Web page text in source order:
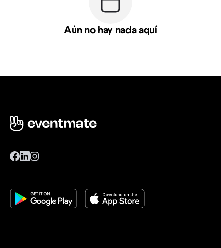
Aún no hay nada aquí